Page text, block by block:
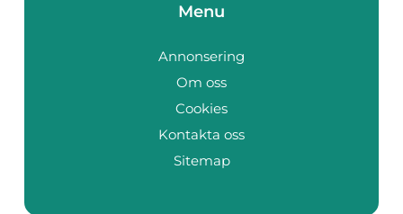
Menu
Annonsering
Om oss
Cookies
Kontakta oss
Sitemap